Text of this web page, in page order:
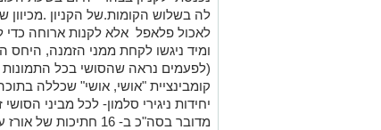
לה בשלוש הקומות.של הקניון
לאכול פלאפל אלא לקנות ארוחה כדי
ומיד ניגשו לקחת ממני הזמנה, היחס
(לפעמים נראה שהסושי בכל התמונות
יחידות ניגירי סלמון- לכל מביני
מדובר בסה"כ ב- 16